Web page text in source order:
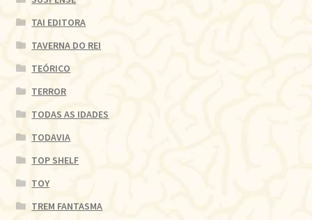
TAI EDITORA
TAVERNA DO REI
TEÓRICO
TERROR
TODAS AS IDADES
TODAVIA
TOP SHELF
TOY
TREM FANTASMA